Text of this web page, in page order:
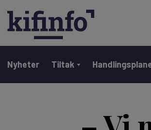
Main navigation
Nyheter Tiltak